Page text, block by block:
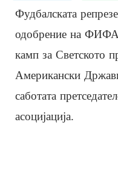
Фудбалската
одобрение на
камп за Светското
Американски
саботата
асоцијација.